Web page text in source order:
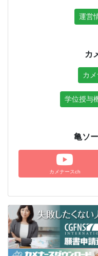
運営
カ
カ
学位授与
亀ソ
カメナースch